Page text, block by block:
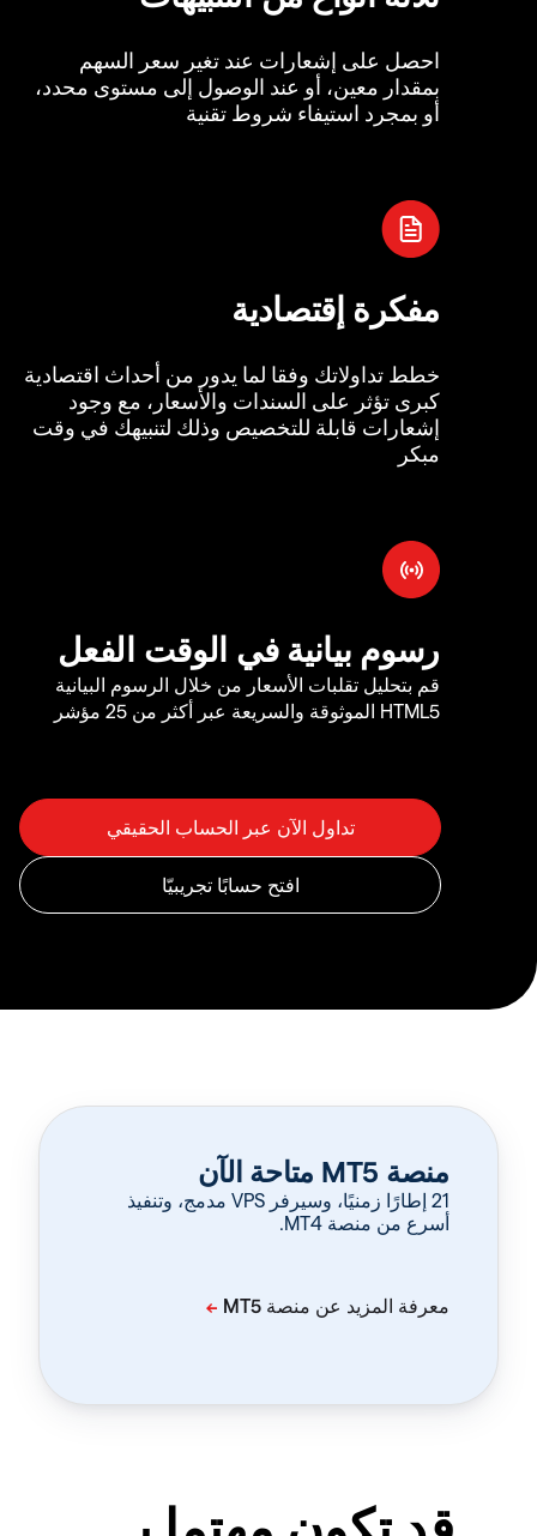
احصل على إشعارات عند تغير سعر السهم
بمقدار معين، أو عند الوصول إلى مستوى محدد،
أو بمجرد استيفاء شروط تقنية
مفكرة إقتصادية
خطط تداولاتك وفقا لما يدور من أحداث اقتصادية
كبرى تؤثر على السندات والأسعار، مع وجود
إشعارات قابلة للتخصيص وذلك لتنبيهك في وقت
مبكر
رسوم بيانية في الوقت الفعل
قم بتحليل تقلبات الأسعار من خلال الرسوم البيانية
HTML5 الموثوقة والسريعة عبر أكثر من 25 مؤشر
منصة MT5 متاحة الآن
‏21 إطارًا زمنيًا، وسيرفر VPS مدمج، وتنفيذ
أسرع من منصة MT4.